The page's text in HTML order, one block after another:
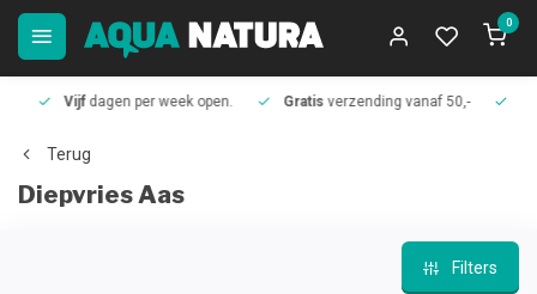
0
Vijfdagen per week open. Gratisverzending vanaf 50,-
Terug
Diepvries Aas
Filters